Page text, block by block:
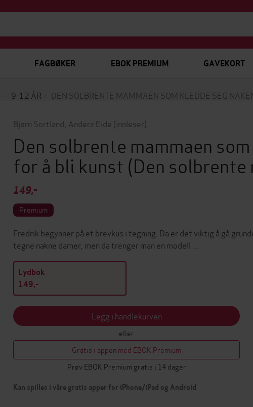
FAGBØKER EBOK PREMIUM GAVEKORT
9-12 ÅR DEN SOLBRENTE MAMMAEN SOM KLEDDE SEG
Bjørn Sortland Anderz Eide (innleser)
Den solbrente mammaen
for å bli kunst (Den solbrente
149,-
Premium
Fredrik begynner på et brevkus i tegning. Da er det viktig å gå
tegne nakne damer, men da trenger man en modell ...
Lydbok
149,-
Legg i handlekurven
eller
Gratis i appen med EBOK Premium
Prøv EBOK Premium gratis i 14 dager
Kan spilles i våre gratis apper for iPhone/iPad og Android